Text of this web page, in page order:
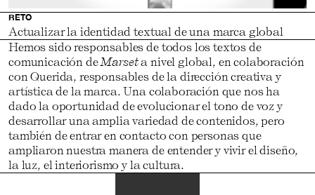
RETO
Actualizar la identidad textual de una marca global
Hemos sido responsables de todos los textos de
comunicación deMarseta nivel global, en colaboración
con Querida, responsables de la dirección creativa y
artística de la marca. Una colaboración que nos ha
dado la oportunidad de evolucionar el tono de voz y
desarrollar una amplia variedad de contenidos, pero
también de entrar en contacto con personas que
ampliaron nuestra manera de entender y vivir el diseño,
la luz, el interiorismo y la cultura.